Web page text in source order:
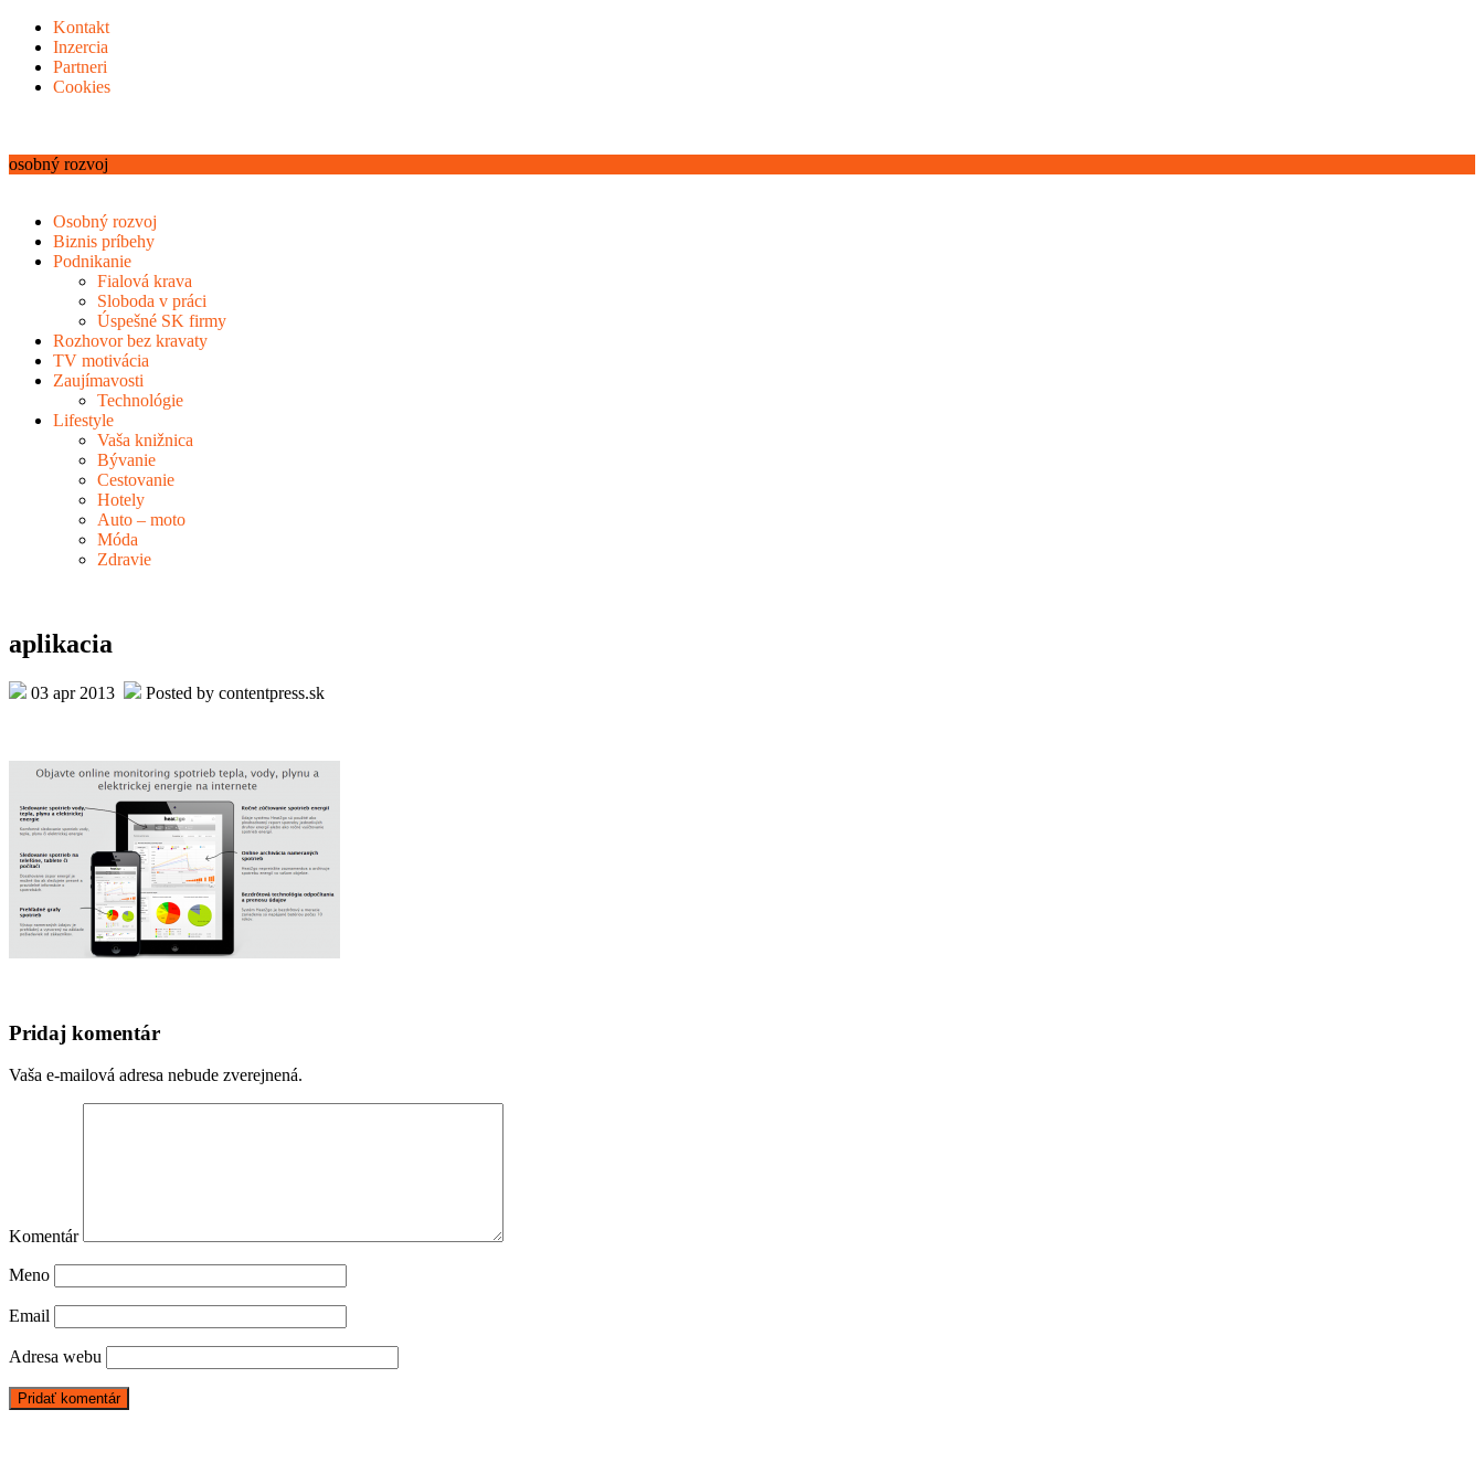
Kontakt
Inzercia
Partneri
Cookies
osobný rozvoj
Osobný rozvoj
Biznis príbehy
Podnikanie
Fialová krava
Sloboda v práci
Úspešné SK firmy
Rozhovor bez kravaty
TV motivácia
Zaujímavosti
Technológie
Lifestyle
Vaša knižnica
Bývanie
Cestovanie
Hotely
Auto – moto
Móda
Zdravie
aplikacia
03 apr 2013 Posted by contentpress.sk
Pridaj komentár
Vaša e-mailová adresa nebude zverejnená.
Komentár
Meno
Email
Adresa webu